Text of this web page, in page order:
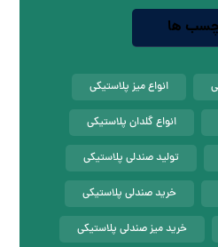
ها
انواع میز پلاستیکی
انواع گلدان پلاستیکی
تولید صندلی پلاستیکی
خرید صندلی پلاستیکی
خرید میز صندلی پلاستیکی